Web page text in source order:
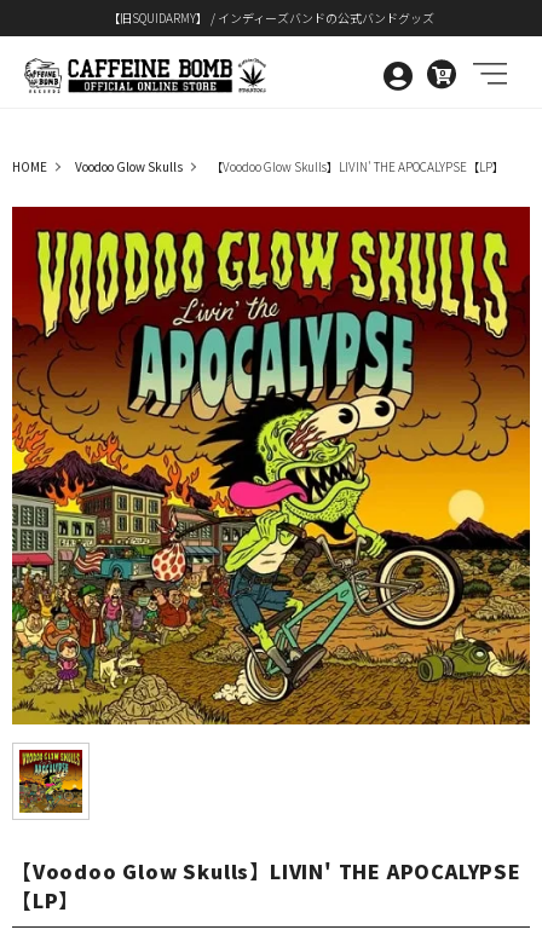
【旧SQUIDARMY】 / インディーズバンドの公式バンドグッズ
0
HOME Voodoo Glow Skulls 【Voodoo Glow Skulls】LIVIN' THE APOCALYPSE【LP】
【Voodoo Glow Skulls】LIVIN' THE APOCALYPSE
【LP】